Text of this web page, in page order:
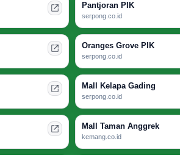
Pantjoran PIK
serpong.co.id
Oranges Grove PIK
serpong.co.id
Mall Kelapa Gading
serpong.co.id
Mall Taman Anggrek
kemang.co.id